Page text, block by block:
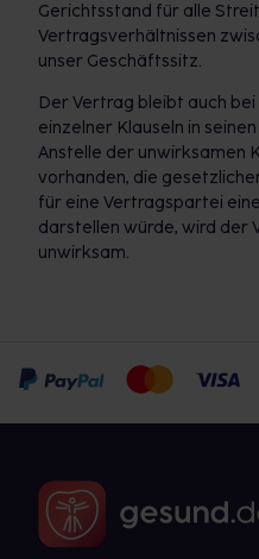
Gerichtsstand für alle
Vertragsverhältnissen
unser Geschäftssitz.
Der Vertrag bleibt auch
einzelner Klauseln in
Anstelle der unwirksamen
vorhanden, die
für eine Vertragspartei
darstellen würde, wird der
unwirksam.